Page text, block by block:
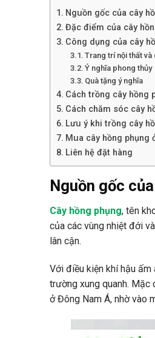
Nguồn gốc của cây
Đặc điểm của cây
Công dụng của cây
Trang trí nội thất và
Ý nghĩa phong thủy
Quà tặng ý nghĩa
Cách trồng cây hồng
Cách chăm sóc cây
Lưu ý khi trồng cây
Mua cây hồng phụng
Liên hệ đặt hàng
Nguồn gốc
Cây hồng phụng, tên
của các vùng nhiệt đới
lân cận.
Với điều kiện khí hậu ấm
trường xung quanh. Mặc
ở Đông Nam Á, nhờ vào